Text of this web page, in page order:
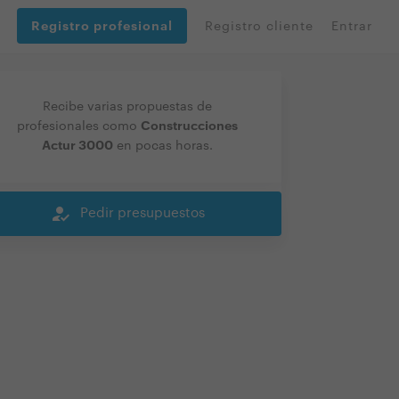
Registro profesional Registro cliente Entrar
Recibe varias propuestas de
profesionales como Construcciones
Actur 3000 en pocas horas.
how_to_reg Pedir presupuestos